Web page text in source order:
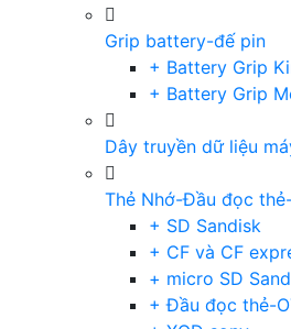
Grip battery-đế pin
+ Battery Grip
+ Battery Grip
Dây truyền dữ liệu
Thẻ Nhớ-Đầu đọc
+ SD Sandisk
+ CF và CF
+ micro SD
+ Đầu đọc thẻ-